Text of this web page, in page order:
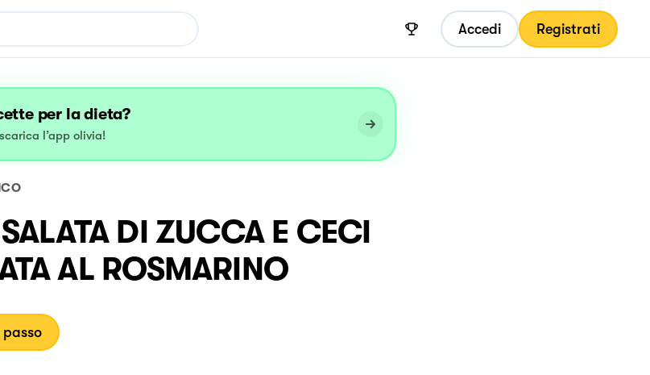
Accedi Registrati
per la dieta?
l’app olivia!
DI ZUCCA E CECI
AL ROSMARINO